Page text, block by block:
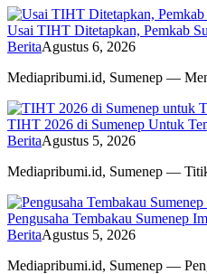
Usai TIHT Ditetapkan, Pemkab
BeritaAgustus 6, 2026
Mediapribumi.id, Sumenep —
TIHT 2026 di Sumenep Untuk
BeritaAgustus 5, 2026
Mediapribumi.id, Sumenep —
Pengusaha Tembakau Sumenep
BeritaAgustus 5, 2026
Mediapribumi.id, Sumenep —